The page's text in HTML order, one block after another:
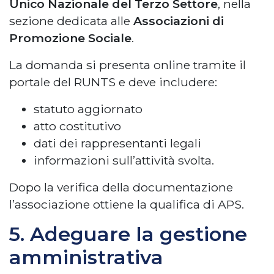
Unico Nazionale del Terzo Settore, nella
sezione dedicata alle Associazioni di
Promozione Sociale.
La domanda si presenta online tramite il
portale del RUNTS e deve includere:
statuto aggiornato
atto costitutivo
dati dei rappresentanti legali
informazioni sull’attività svolta.
Dopo la verifica della documentazione
l’associazione ottiene la qualifica di APS.
5. Adeguare la gestione
amministrativa